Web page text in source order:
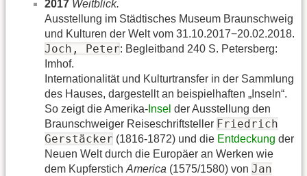
2017 Weitblick.
Ausstellung im Städtisches Museum Braunschweig
und Kulturen der Welt vom 31.10.2017−20.02.2018.
Joch, Peter: Begleitband 240 S. Petersberg:
Imhof.
Internationalität und Kulturtransfer in der Sammlung
des Hauses, dargestellt an beispielhaften „Inseln“.
So zeigt die Amerika- Insel der Ausstellung den
Braunschweiger Reiseschriftsteller Friedrich
Gerstäcker (1816-1872) und die Entdeckung der
Neuen Welt durch die Europäer an Werken wie
dem Kupferstich America (1575/1580) von Jan